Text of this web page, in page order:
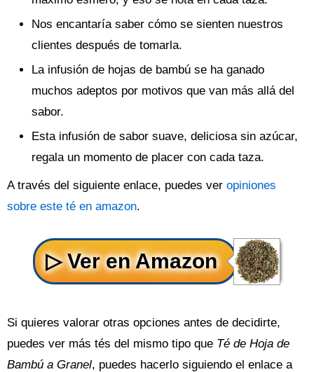
Nos encantaría saber cómo se sienten nuestros
clientes después de tomarla.
La infusión de hojas de bambú se ha ganado
muchos adeptos por motivos que van más allá del
sabor.
Esta infusión de sabor suave, deliciosa sin azúcar,
regala un momento de placer con cada taza.
A través del siguiente enlace, puedes ver opiniones
sobre este té en amazon.
Si quieres valorar otras opciones antes de decidirte,
puedes ver más tés del mismo tipo que Té de Hoja de
Bambú a Granel, puedes hacerlo siguiendo el enlace a